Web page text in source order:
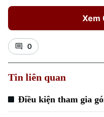
Chuyên mục
Xem
0
Tin liên quan
Điều kiện tham gia